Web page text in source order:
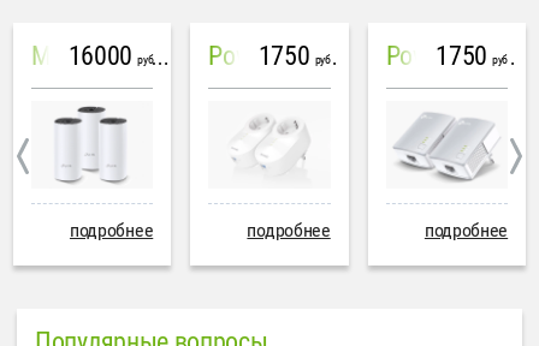
Mesh система TP-Link Deco M4 (3 устройства)
16000 руб
подробнее
PowerLine Tenda PH6
1750 руб
подробнее
PowerLine TP-Link AV600
1750 руб
подробнее